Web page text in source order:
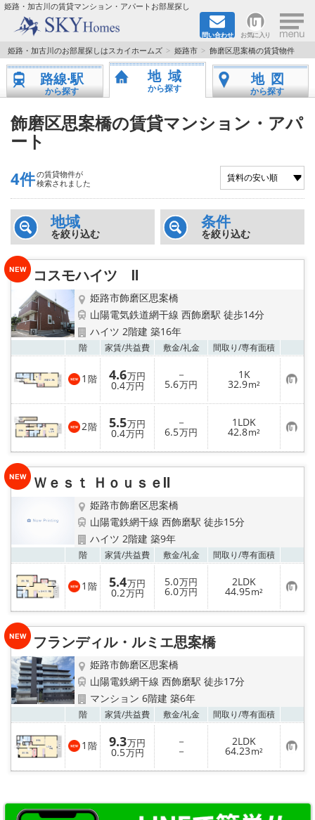
姫路・加古川の賃貸マンション・アパートお部屋探し
問い合わせ お気に入り ×
TOPページ
都市ガス·オール電化
☆新築物件☆
☆敷金＆礼金0円物件☆
☆ペット飼育可能物件☆
☆ネット無料☆
地域から探す
地図から探す
スタッフ紹介
店舗情報·アクセス
会社概要
メールでお問い合わせ
姫路・加古川のお部屋探しはスカイホームズ 姫路市 飾磨区思案橋の賃貸物件
路線·駅
から探す
地域
から探す
地図
から探す
飾磨区思案橋の賃貸マンション・アパ
ート
4件の賃貸物件が
検索されました
地域
を絞り込む
条件
を絞り込む
コスモハイツ Ⅱ
姫路市飾磨区思案橋
山陽電気鉄道網干線 西飾磨駅 徒歩14分
ハイツ 2階建 築16年
階 家賃/共益費 敷金/礼金 間取り/専有面積
1 階 4.6万円
0.4万円
－
5.6万円
1K
32.9m² お
気
に
入
り
登
録
2階 5.5万円
0.4万円
－
6.5万円
1LDK
42.8m² お
気
に
り
Ｗｅｓｔ ＨｏｕｓｅⅡ
姫路市飾磨区思案橋
山陽電鉄網干線 西飾磨駅 徒歩15分
ハイツ 2階建 築9年
階 家賃/共益費 敷金/礼金 間取り/専有面積
1 階 5.4万円
0.2万円
5.0万円
6.0万円
2LDK
44.95m² お
気
に
り
フランディル・ルミエ思案橋
姫路市飾磨区思案橋
山陽電鉄網干線 西飾磨駅 徒歩17分
マンション 6階建 築6年
階 家賃/共益費 敷金/礼金 間取り/専有面積
1 階 9.3万円
0.5万円
－
－
2LDK
64.23m² お
気
に